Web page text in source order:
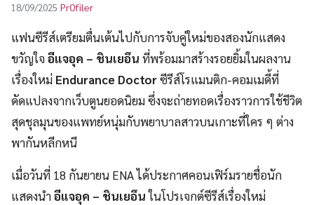
18/09/2025 Pr0filer
แฟนซีรีส์เตรียมตื่นเต้นไปกับการจับคู่ใหม่ของสองนักแสดง
ขวัญใจอีแจอุค – ชินเยอึน ที่พร้อมมาสร้างรอยยิ้มในผลงาน
เรื่องใหม่ Endurance Doctorซีรีส์โรแมนติก-คอมเมดี้ที่
ดัดแปลงจากเว็บตูนยอดนิยม ซึ่งจะถ่ายทอดเรื่องราวการใช้ชีวิต
สุดชุลมุนของแพทย์หนุ่มกับพยาบาลสาวบนเกาะที่ใคร ๆ ต่าง
พากันหลีกหนี
เมื่อวันที่ 18 กันยายน ENA ได้ประกาศคอนเฟิร์มรายชื่อนัก
แสดงนำอีแจอุค – ชินเยอึนในโปรเจกต์ซีรีส์เรื่องใหม่